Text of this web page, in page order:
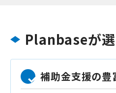
Planbaseが
補助金支援の豊